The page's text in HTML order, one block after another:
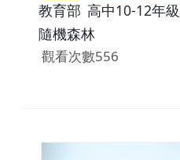
教育部 高中10-12年級
隨機森林
觀看次數556